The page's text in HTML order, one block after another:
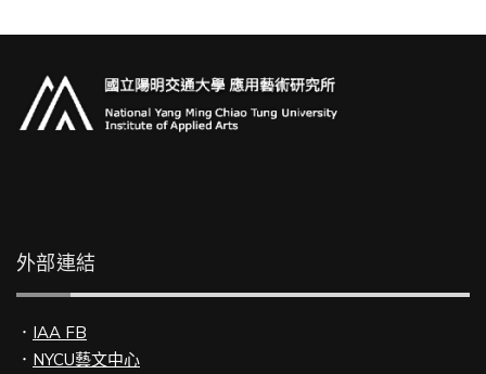
外部連結
． IAA FB
． NYCU藝文中心